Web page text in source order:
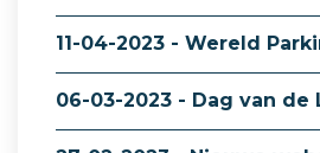
11-04-2023 - Wereld
06-03-2023 - Dag van de